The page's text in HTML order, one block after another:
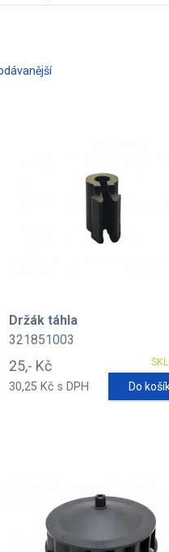
Držák táhla
321851003
25,- Kč
30,25 Kč s DPH Do